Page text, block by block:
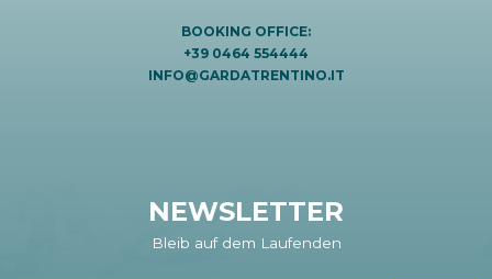
BOOKING OFFICE:
+39 0464 554444
INFO@GARDATRENTINO.IT
NEWSLETTER
Bleib auf dem Laufenden